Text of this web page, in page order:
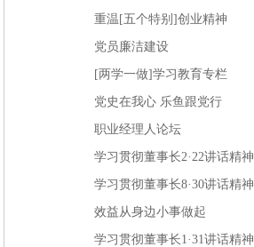
重温[五个特别]创业精神
党员廉洁建设
[两学一做]学习教育专栏
党史在我心 乐鱼跟党行
职业经理人论坛
学习贯彻董事长2·22讲话精神
学习贯彻董事长8·30讲话精神
效益从身边小事做起
学习贯彻董事长1·31讲话精神